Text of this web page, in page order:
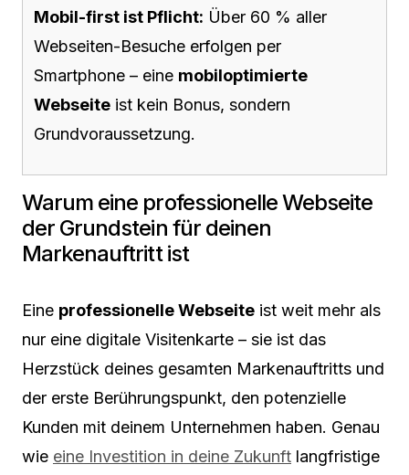
Mobil-first ist Pflicht: Über 60 % aller
Webseiten-Besuche erfolgen per
Smartphone – eine mobiloptimierte
Webseite ist kein Bonus, sondern
Grundvoraussetzung.
Warum eine professionelle Webseite
der Grundstein für deinen
Markenauftritt ist
Eine professionelle Webseite ist weit mehr als
nur eine digitale Visitenkarte – sie ist das
Herzstück deines gesamten Markenauftritts und
der erste Berührungspunkt, den potenzielle
Kunden mit deinem Unternehmen haben. Genau
wie eine Investition in deine Zukunft langfristige